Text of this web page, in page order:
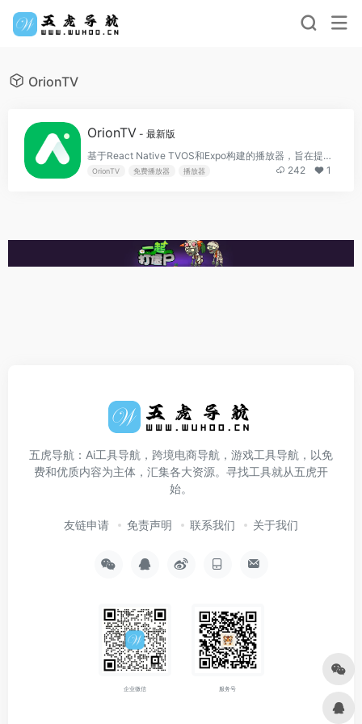
OrionTV
OrionTV - 最新版
基于React Native TVOS和Expo构建的播放器，旨在提供流畅的视频观看体验
OrionTV 免费播放器 播放器 242 1
五虎导航：Ai工具导航，跨境电商导航，游戏工具导航，以免
费和优质内容为主体，汇集各大资源。寻找工具就从五虎开
始。
友链申请 免责声明 联系我们 关于我们
企业微信 服务号